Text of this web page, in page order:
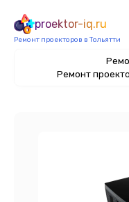
proektor-iq.ru
Ремонт проекторов в Тольятти
Ремонт